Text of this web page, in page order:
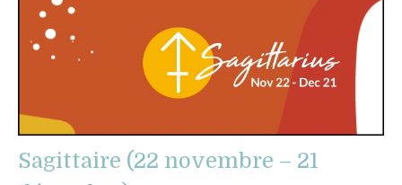
Sagittaire (22 novembre – 21